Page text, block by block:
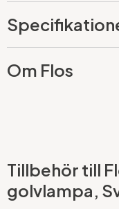
Om Flos
Tillbehör till
golvlampa,